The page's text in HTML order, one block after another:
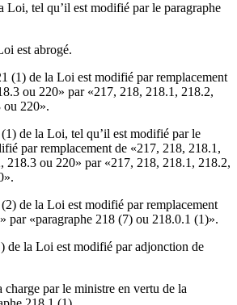
Loi, tel qu’il est modifié par le paragraphe
est abrogé.
(1) de la Loi est modifié par remplacement
ou 220» par «217, 218, 218.1, 218.2,
ou 220».
de la Loi, tel qu’il est modifié par le
par remplacement de «217, 218, 218.1,
218.3 ou 220» par «217, 218, 218.1, 218.2,
de la Loi est modifié par remplacement
par «paragraphe 218 (7) ou 218.0.1 (1)».
de la Loi est modifié par adjonction de
par le ministre en vertu de la